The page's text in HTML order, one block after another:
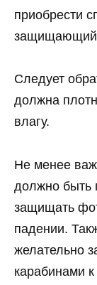
приобрести
защищающий
Следует
должна
влагу.
Не менее
должно быть
защищать
падении.
желательно
карабинами к